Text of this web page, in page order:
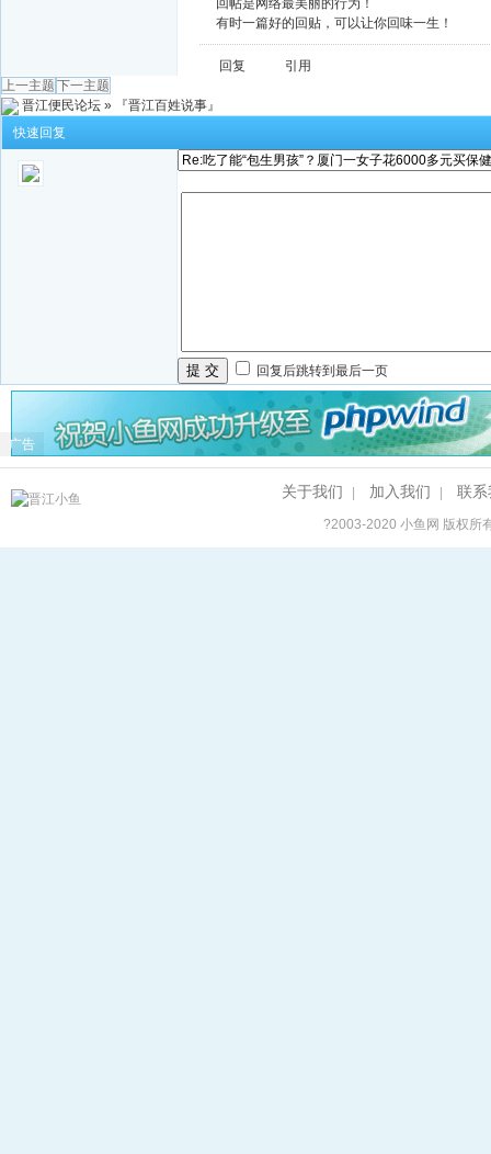
回帖是网络最美丽的行为！
有时一篇好的回贴，可以让你回味一生！
回复
引用
上一主题 下一主题
晋江便民论坛 »
『晋江百姓说事』
快速回复
提 交 回复后跳转到最后一页
广告
关于我们 加入我们 联系
?2003-2020小鱼网 版权所